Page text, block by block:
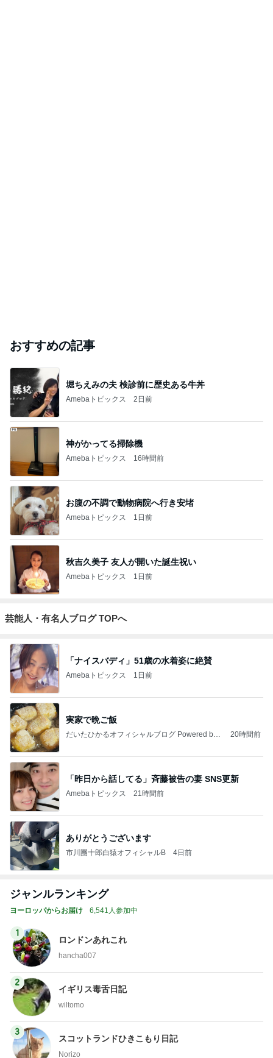
おすすめの記事
堀ちえみの夫 検診前に歴史ある牛丼
Amebaトピックス 2日前
神がかってる掃除機
Amebaトピックス 16時間前
お腹の不調で動物病院へ行き安堵
Amebaトピックス 1日前
秋吉久美子 友人が開いた誕生祝い
Amebaトピックス 1日前
芸能人・有名人ブログ TOPへ
「ナイスバディ」51歳の水着姿に絶賛
Amebaトピックス 1日前
実家で晩ご飯
だいたひかるオフィシャルブログ Powered by
20時間前
「昨日から話してる」斉藤被告の妻 SNS更新
Amebaトピックス 21時間前
ありがとうございます
市川團十郎白猿オフィシャルB 4日前
ジャンルランキング
ヨーロッパからお届け 6,541人参加中
1
ロンドンあれこれ
hancha007
2
イギリス毒舌日記
wiltomo
3
スコットランドひきこもり日記
Norizo